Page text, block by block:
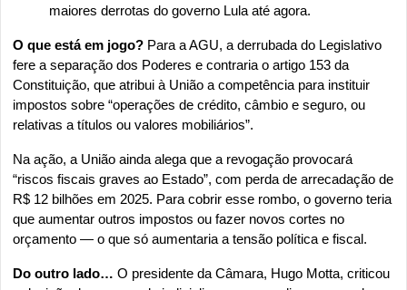
maiores derrotas do governo Lula até agora.
O que está em jogo? Para a AGU, a derrubada do Legislativo
fere a separação dos Poderes e contraria o artigo 153 da
Constituição, que atribui à União a competência para instituir
impostos sobre “operações de crédito, câmbio e seguro, ou
relativas a títulos ou valores mobiliários”.
Na ação, a União ainda alega que a revogação provocará
“riscos fiscais graves ao Estado”, com perda de arrecadação de
R$ 12 bilhões em 2025. Para cobrir esse rombo, o governo teria
que aumentar outros impostos ou fazer novos cortes no
orçamento — o que só aumentaria a tensão política e fiscal.
Do outro lado… O presidente da Câmara, Hugo Motta, criticou